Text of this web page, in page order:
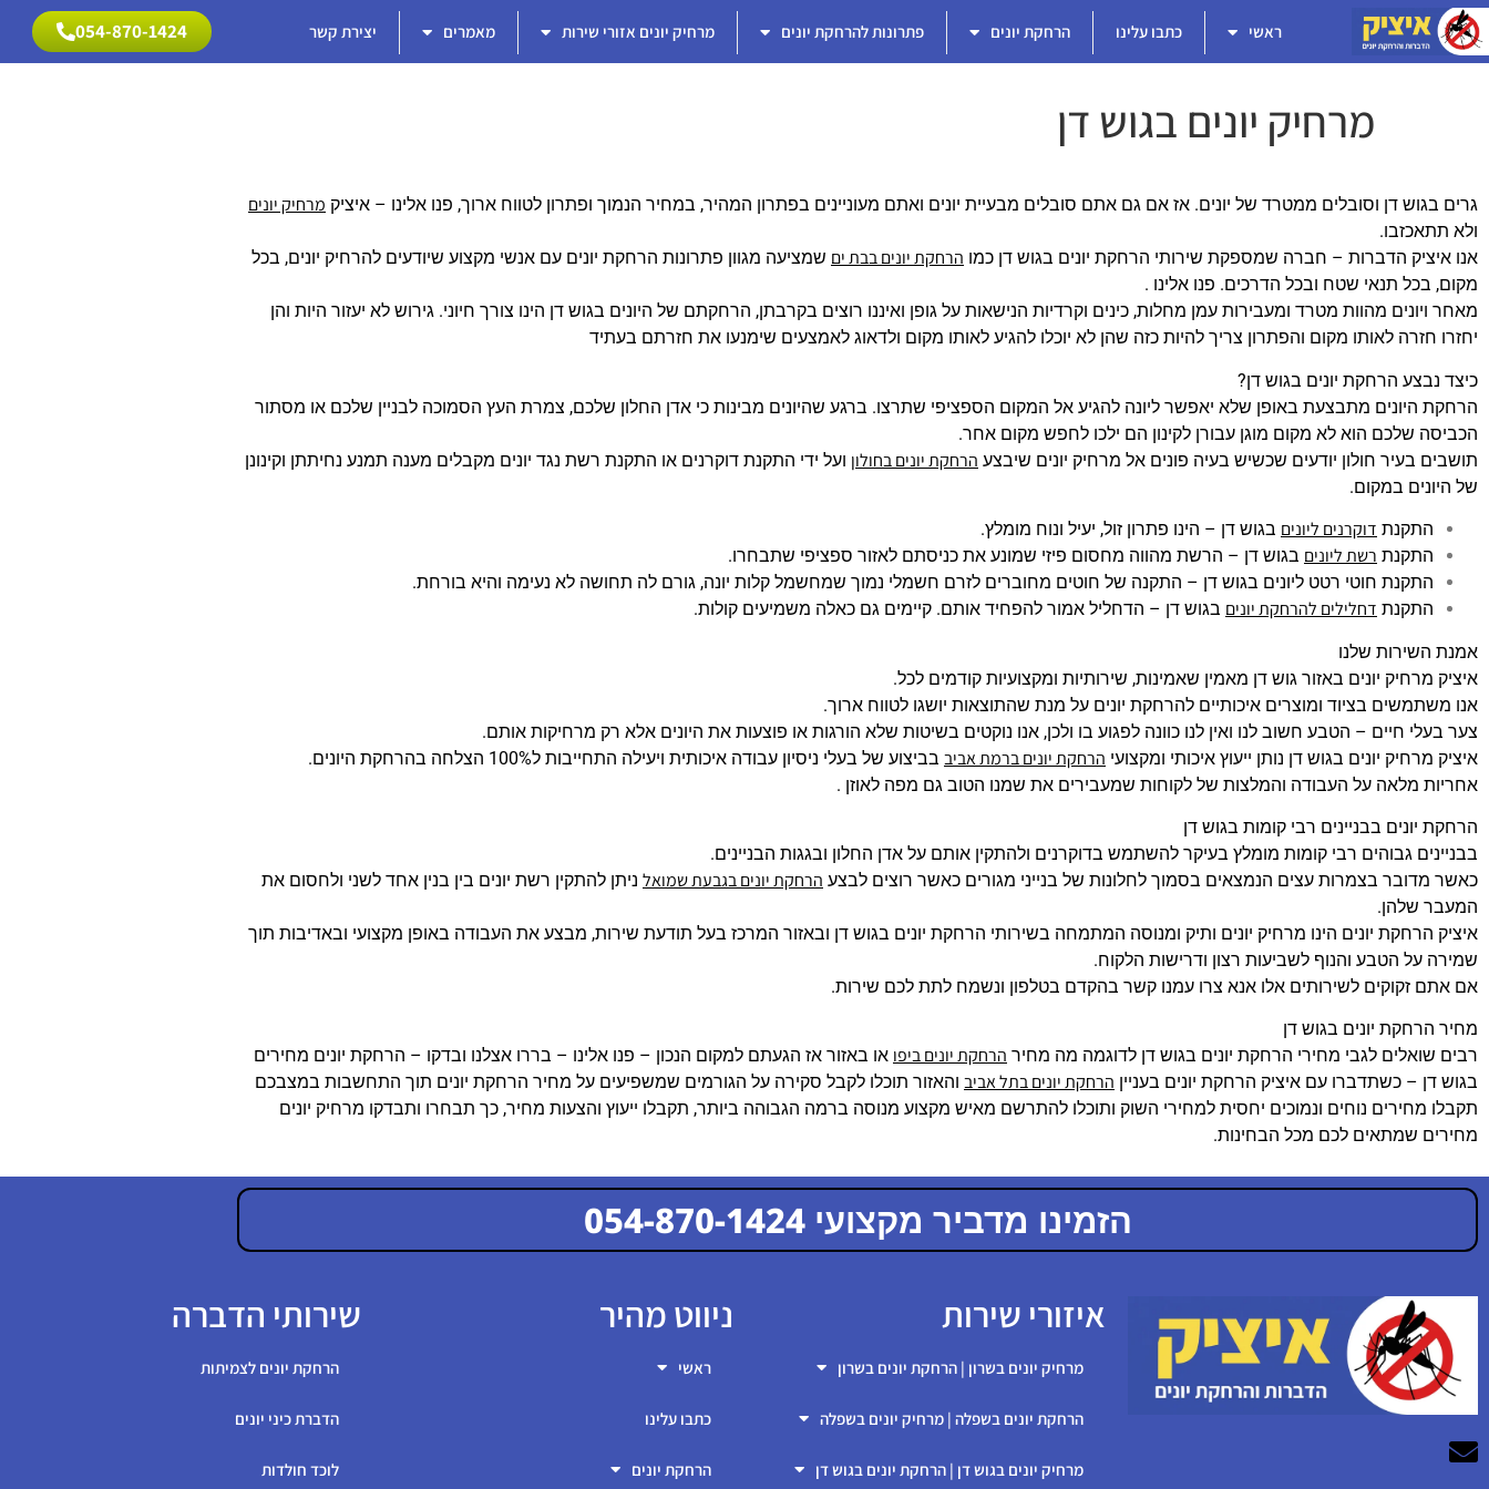
ראשי כתבו עלינו הרחקת יונים פתרונות להרחקת יונים מרחיק יונים אזורי שירות מאמרים יצירת קשר 054-870-1424
054-870-1424
מרחיק יונים בגוש דן
גרים בגוש דן וסובלים ממטרד של יונים. אז אם גם אתם סובלים מבעיית יונים ואתם מעוניינים בפתרון המהיר, במחיר הנמוך ופתרון לטווח ארוך, פנו אלינו – איציק מרחיק יונים
ולא תתאכזבו.
אנו איציק הדברות – חברה שמספקת שירותי הרחקת יונים בגוש דן כמו הרחקת יונים בבת ים שמציעה מגוון פתרונות הרחקת יונים עם אנשי מקצוע שיודעים להרחיק יונים, בכל
מקום, בכל תנאי שטח ובכל הדרכים. פנו אלינו .
מאחר ויונים מהוות מטרד ומעבירות עמן מחלות, כינים וקרדיות הנישאות על גופן ואיננו רוצים בקרבתן, הרחקתם של היונים בגוש דן הינו צורך חיוני. גירוש לא יעזור היות והן
יחזרו חזרה לאותו מקום והפתרון צריך להיות כזה שהן לא יוכלו להגיע לאותו מקום ולדאוג לאמצעים שימנעו את חזרתם בעתיד
כיצד נבצע הרחקת יונים בגוש דן?
הרחקת היונים מתבצעת באופן שלא יאפשר ליונה להגיע אל המקום הספציפי שתרצו. ברגע שהיונים מבינות כי אדן החלון שלכם, צמרת העץ הסמוכה לבניין שלכם או מסתור
הכביסה שלכם הוא לא מקום מוגן עבורן לקינון הם ילכו לחפש מקום אחר.
תושבים בעיר חולון יודעים שכשיש בעיה פונים אל מרחיק יונים שיבצע הרחקת יונים בחולון ועל ידי התקנת דוקרנים או התקנת רשת נגד יונים מקבלים מענה תמנע נחיתתן וקינונן
של היונים במקום.
התקנת דוקרנים ליונים בגוש דן – הינו פתרון זול, יעיל ונוח מומלץ.
התקנת רשת ליונים בגוש דן – הרשת מהווה מחסום פיזי שמונע את כניסתם לאזור ספציפי שתבחרו.
התקנת חוטי רטט ליונים בגוש דן – התקנה של חוטים מחוברים לזרם חשמלי נמוך שמחשמל קלות יונה, גורם לה תחושה לא נעימה והיא בורחת.
התקנת דחלילים להרחקת יונים בגוש דן – הדחליל אמור להפחיד אותם. קיימים גם כאלה משמיעים קולות.
אמנת השירות שלנו
איציק מרחיק יונים באזור גוש דן מאמין שאמינות, שירותיות ומקצועיות קודמים לכל.
אנו משתמשים בציוד ומוצרים איכותיים להרחקת יונים על מנת שהתוצאות יושגו לטווח ארוך.
צער בעלי חיים – הטבע חשוב לנו ואין לנו כוונה לפגוע בו ולכן, אנו נוקטים בשיטות שלא הורגות או פוצעות את היונים אלא רק מרחיקות אותם.
איציק מרחיק יונים בגוש דן נותן ייעוץ איכותי ומקצועי הרחקת יונים ברמת אביב בביצוע של בעלי ניסיון עבודה איכותית ויעילה התחייבות ל100% הצלחה בהרחקת היונים.
אחריות מלאה על העבודה והמלצות של לקוחות שמעבירים את שמנו הטוב גם מפה לאוזן .
הרחקת יונים בבניינים רבי קומות בגוש דן
בבניינים גבוהים רבי קומות מומלץ בעיקר להשתמש בדוקרנים ולהתקין אותם על אדן החלון ובגגות הבניינים.
כאשר מדובר בצמרות עצים הנמצאים בסמוך לחלונות של בנייני מגורים כאשר רוצים לבצע הרחקת יונים בגבעת שמואל ניתן להתקין רשת יונים בין בנין אחד לשני ולחסום את
המעבר שלהן.
איציק הרחקת יונים הינו מרחיק יונים ותיק ומנוסה המתמחה בשירותי הרחקת יונים בגוש דן ובאזור המרכז בעל תודעת שירות, מבצע את העבודה באופן מקצועי ובאדיבות תוך
שמירה על הטבע והנוף לשביעות רצון ודרישות הלקוח.
אם אתם זקוקים לשירותים אלו אנא צרו עמנו קשר בהקדם בטלפון ונשמח לתת לכם שירות.
מחיר הרחקת יונים בגוש דן
רבים שואלים לגבי מחירי הרחקת יונים בגוש דן לדוגמה מה מחיר הרחקת יונים ביפו או באזור אז הגעתם למקום הנכון – פנו אלינו – בררו אצלנו ובדקו – הרחקת יונים מחירים
בגוש דן – כשתדברו עם איציק הרחקת יונים בעניין הרחקת יונים בתל אביב והאזור תוכלו לקבל סקירה על הגורמים שמשפיעים על מחיר הרחקת יונים תוך התחשבות במצבכם
תקבלו מחירים נוחים ונמוכים יחסית למחירי השוק ותוכלו להתרשם מאיש מקצוע מנוסה ברמה הגבוהה ביותר, תקבלו ייעוץ והצעות מחיר, כך תבחרו ותבדקו מרחיק יונים
מחירים שמתאים לכם מכל הבחינות.
הזמינו מדביר מקצועי 054-870-1424
054-870-1424
איזורי שירות
מרחיק יונים בשרון | הרחקת יונים בשרון
הרחקת יונים בשפלה | מרחיק יונים בשפלה
מרחיק יונים בגוש דן | הרחקת יונים בגוש דן
ניווט מהיר
ראשי
כתבו עלינו
הרחקת יונים
שירותי הדברה
הרחקת יונים לצמיתות
הדברת כיני יונים
לוכד חולדות